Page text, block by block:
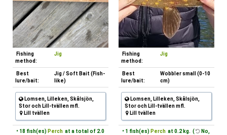
Fishing
method:
Jig
Best
lure/bait:
Jig / Soft Bait (Fish-
like)
Lomsen, Lilleken, Skålsjön,
Stor och Lill-tvällen mfl.
Lill tvällen
• 18 fish(es) Perch at a total of 2.0
Fishing
method:
Jig
Best
lure/bait:
Wobbler small (0-10
cm)
Lomsen, Lilleken, Skålsjön,
Stor och Lill-tvällen mfl.
Lill tvällen
• 1 fish(es) Perch at 0.2 kg. ( No,